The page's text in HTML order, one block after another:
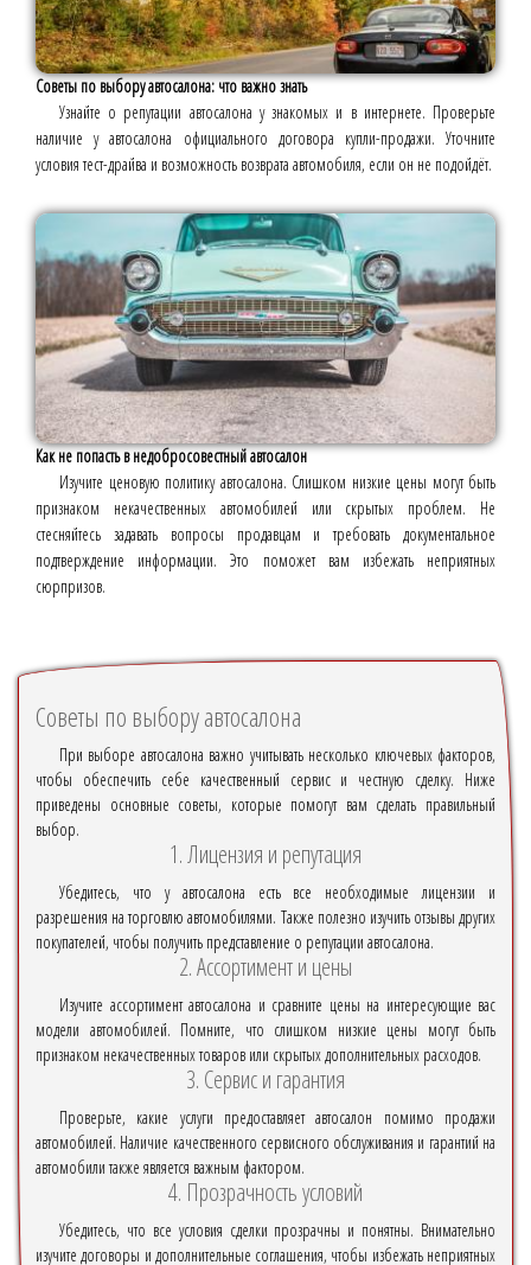
Советы по выбору автосалона: что важно знать
Узнайте о репутации автосалона у знакомых и в интернете. Проверьте
наличие у автосалона официального договора купли-продажи. Уточните
условия тест-драйва и возможность возврата автомобиля, если он не подойдёт.
Как не попасть в недобросовестный автосалон
Изучите ценовую политику автосалона. Слишком низкие цены могут быть
признаком некачественных автомобилей или скрытых проблем. Не
стесняйтесь задавать вопросы продавцам и требовать документальное
подтверждение информации. Это поможет вам избежать неприятных
сюрпризов.
Советы по выбору автосалона
При выборе автосалона важно учитывать несколько ключевых факторов,
чтобы обеспечить себе качественный сервис и честную сделку. Ниже
приведены основные советы, которые помогут вам сделать правильный
выбор.
1. Лицензия и репутация
Убедитесь, что у автосалона есть все необходимые лицензии и
разрешения на торговлю автомобилями. Также полезно изучить отзывы других
покупателей, чтобы получить представление о репутации автосалона.
2. Ассортимент и цены
Изучите ассортимент автосалона и сравните цены на интересующие вас
модели автомобилей. Помните, что слишком низкие цены могут быть
признаком некачественных товаров или скрытых дополнительных расходов.
3. Сервис и гарантия
Проверьте, какие услуги предоставляет автосалон помимо продажи
автомобилей. Наличие качественного сервисного обслуживания и гарантий на
автомобили также является важным фактором.
4. Прозрачность условий
Убедитесь, что все условия сделки прозрачны и понятны. Внимательно
изучите договоры и дополнительные соглашения, чтобы избежать неприятных